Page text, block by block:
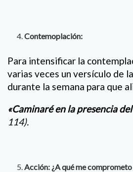
Contemoplación:
Para intensificar la
varias veces un versículo de
durante la semana para que
«Caminaré en la presencia
114).
Acción: ¿A qué me